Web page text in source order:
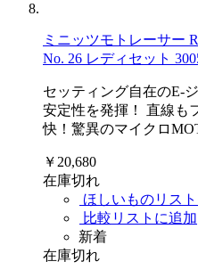
ミニッツモトレーサー
No. 26 レディセット
セッティング自在のE-
安定性を発揮！ 直線も
快！驚異のマイクロ
￥20,680
在庫切れ
ほしいものリス
比較リストに追加
新着
在庫切れ